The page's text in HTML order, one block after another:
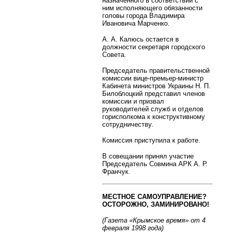
ним исполняющего обязанности
головы города Владимира
Ивановича Марченко.
А. А. Калюсь остается в
должности секретаря городского
Совета.
Председатель правительственной
комиссии вице-премьер-министр
Кабинета министров Украины Н. П.
Билоблоцкий представил членов
комиссии и призвал
руководителей служб и отделов
горисполкома к конструктивному
сотрудничеству.
Комиссия приступила к работе.
В совещании принял участие
Председатель Совмина АРК А. Р.
Франчук.
МЕСТНОЕ САМОУПРАВЛЕНИЕ?
ОСТОРОЖНО, ЗАМИНИРОВАНО!
(Газета «Крымское время» от 4
февраля 1998 года)